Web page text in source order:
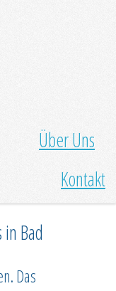
Über Uns
Kontakt
Bad
Das